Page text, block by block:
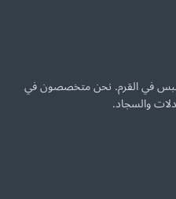
في القرم. نحن متخصصون في
والسجاد.